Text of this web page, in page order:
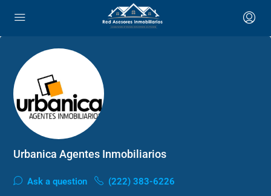
Urbanica Agentes Inmobiliarios
Ask a question (222) 383-6226